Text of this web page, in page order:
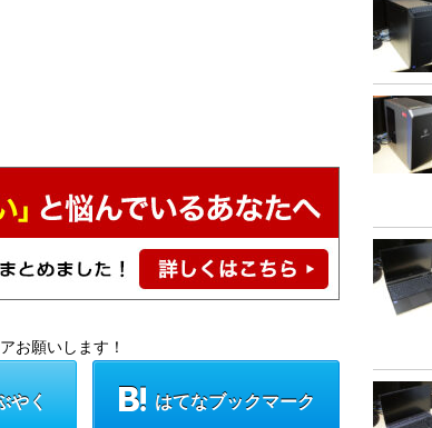
お願いします！
やく はてなブックマーク